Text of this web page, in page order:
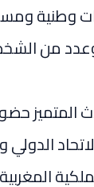
وطنية
من
الدولي